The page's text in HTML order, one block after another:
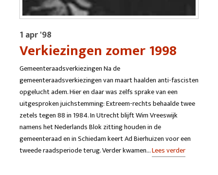
1 apr '98
Verkiezingen zomer 1998
Gemeenteraadsverkiezingen Na de
gemeenteraadsverkiezingen van maart haalden anti-fascisten
opgelucht adem. Hier en daar was zelfs sprake van een
uitgesproken juichstemming: Extreem-rechts behaalde twee
zetels tegen 88 in 1984. In Utrecht blijft Wim Vreeswijk
namens het Nederlands Blok zitting houden in de
gemeenteraad en in Schiedam keert Ad Bierhuizen voor een
tweede raadsperiode terug. Verder kwamen…Lees verder